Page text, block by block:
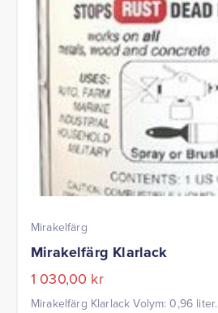
Mirakelfärg
Mirakelfärg Klarlack
1 030,00 kr
Mirakelfärg Klarlack Volym: 0,96 liter.